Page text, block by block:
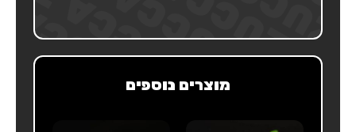
מוצרים נוספים